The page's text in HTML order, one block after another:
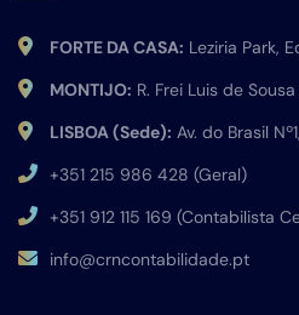
FORTE DA CASA: Leziria Park,
MONTIJO: R. Frei Luis de
LISBOA (Sede): Av. do Brasil
+351 215 986 428 (Geral)
+351 912 115 169 (Contabilista
info@crncontabilidade.pt